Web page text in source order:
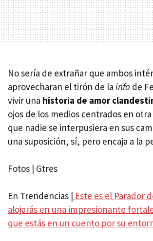
No sería de extrañar que ambos
aprovecharan el tirón de la info de
vivir una historia de amor
ojos de los medios centrados en
que nadie se interpusiera en sus
una suposición, sí, pero encaja a la
Fotos | Gtres
En Trendencias | Este es el Parador
alojarás en una impresionante
que estás en un cuento por su